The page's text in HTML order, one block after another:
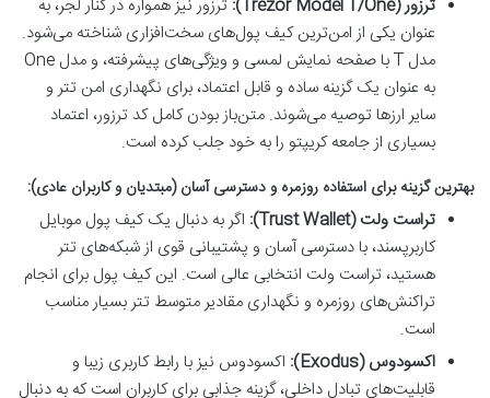
ترزور (Trezor Model T/One):
ترزور نیز همواره در کنار لجر، به
عنوان یکی از امن‌ترین کیف پول‌های سخت‌افزاری شناخته می‌شود.
مدل T با صفحه نمایش لمسی و ویژگی‌های پیشرفته، و مدل One
به عنوان یک گزینه ساده و قابل اعتماد، برای نگهداری امن تتر و
سایر ارزها توصیه می‌شوند. متن‌باز بودن کامل کد ترزور، اعتماد
بسیاری از جامعه کریپتو را به خود جلب کرده است.
بهترین گزینه برای استفاده روزمره و دسترسی آسان (مبتدیان و کاربران عادی):
تراست ولت (Trust Wallet):
اگر به دنبال یک کیف پول موبایل
کاربرپسند، با دسترسی آسان و پشتیبانی قوی از شبکه‌های تتر
هستید، تراست ولت انتخابی عالی است. این کیف پول برای انجام
تراکنش‌های روزمره و نگهداری مقادیر متوسط تتر بسیار مناسب
است.
اکسودوس (Exodus):
اکسودوس نیز با رابط کاربری زیبا و
قابلیت‌های تبادل داخلی، گزینه جذابی برای کاربران است که به دنبال